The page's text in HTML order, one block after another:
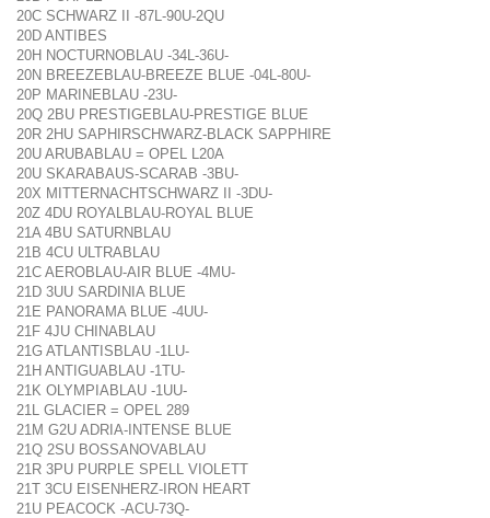
20C SCHWARZ II -87L-90U-2QU
20D ANTIBES
20H NOCTURNOBLAU -34L-36U-
20N BREEZEBLAU-BREEZE BLUE -04L-80U-
20P MARINEBLAU -23U-
20Q 2BU PRESTIGEBLAU-PRESTIGE BLUE
20R 2HU SAPHIRSCHWARZ-BLACK SAPPHIRE
20U ARUBABLAU = OPEL L20A
20U SKARABAUS-SCARAB -3BU-
20X MITTERNACHTSCHWARZ II -3DU-
20Z 4DU ROYALBLAU-ROYAL BLUE
21A 4BU SATURNBLAU
21B 4CU ULTRABLAU
21C AEROBLAU-AIR BLUE -4MU-
21D 3UU SARDINIA BLUE
21E PANORAMA BLUE -4UU-
21F 4JU CHINABLAU
21G ATLANTISBLAU -1LU-
21H ANTIGUABLAU -1TU-
21K OLYMPIABLAU -1UU-
21L GLACIER = OPEL 289
21M G2U ADRIA-INTENSE BLUE
21Q 2SU BOSSANOVABLAU
21R 3PU PURPLE SPELL VIOLETT
21T 3CU EISENHERZ-IRON HEART
21U PEACOCK -ACU-73Q-